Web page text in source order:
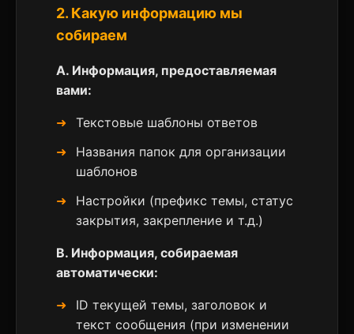
2. Какую информацию мы
собираем
A. Информация, предоставляемая
вами:
Текстовые шаблоны ответов
Названия папок для организации
шаблонов
Настройки (префикс темы, статус
закрытия, закрепление и т.д.)
B. Информация, собираемая
автоматически:
ID текущей темы, заголовок и
текст сообщения (при изменении